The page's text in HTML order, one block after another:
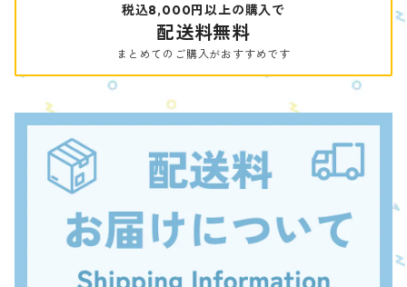
税込8,000円以上の購入で
配送料無料
まとめてのご購入がおすすめです